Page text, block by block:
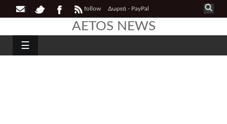
follow Δωρεά - PayPal
AETOS NEWS
☰